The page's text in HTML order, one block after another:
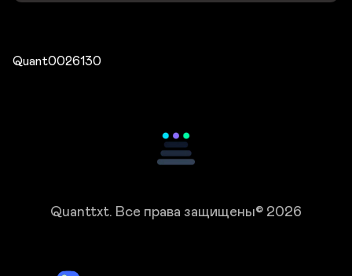
Quant0026130
Quanttxt. Все права защищены© 2026